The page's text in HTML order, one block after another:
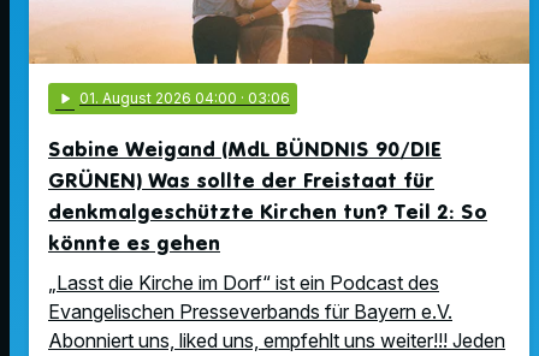
play_arrow 01. August 2026 04:00 · 03:06
Sabine Weigand (MdL BÜNDNIS 90/DIE
GRÜNEN) Was sollte der Freistaat für
denkmalgeschützte Kirchen tun? Teil 2: So
könnte es gehen
„Lasst die Kirche im Dorf“ ist ein Podcast des
Evangelischen Presseverbands für Bayern e.V.
Abonniert uns, liked uns, empfehlt uns weiter!!! Jeden